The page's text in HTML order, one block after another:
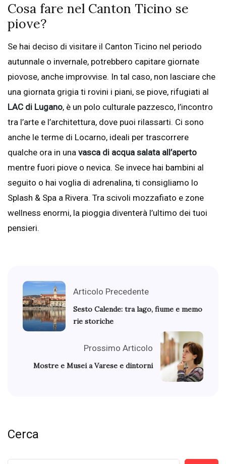
Cosa fare nel Canton Ticino se
piove?
Se hai deciso di visitare il Canton Ticino nel periodo
autunnale o invernale, potrebbero capitare giornate
piovose, anche improvvise. In tal caso, non lasciare che
una giornata grigia ti rovini i piani, se piove, rifugiati al
LAC di Lugano, è un polo culturale pazzesco, l’incontro
tra l’arte e l’architettura, dove puoi rilassarti. Ci sono
anche le terme di Locarno, ideali per trascorrere
qualche ora in una vasca di acqua salata all’aperto
mentre fuori piove o nevica. Se invece hai bambini al
seguito o hai voglia di adrenalina, ti consigliamo lo
Splash & Spa a Rivera. Tra scivoli mozzafiato e zone
wellness enormi, la pioggia diventerà l’ultimo dei tuoi
pensieri.
Articolo Precedente
Sesto Calende: tra lago, fiume e memo
rie storiche
Prossimo Articolo
Mostre e Musei a Varese e dintorni
Cerca